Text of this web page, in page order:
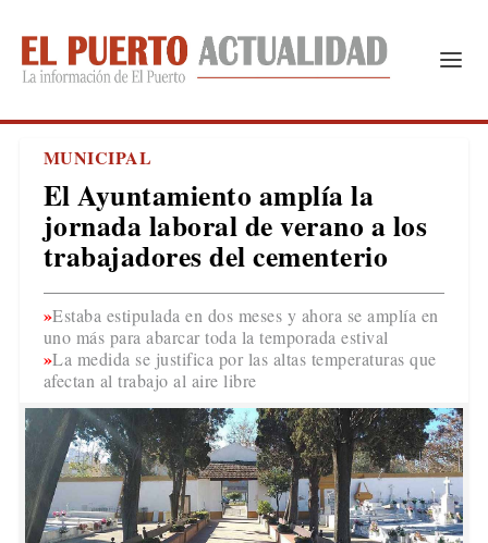
MUNICIPAL
El Ayuntamiento amplía la
jornada laboral de verano a los
trabajadores del cementerio
Estaba estipulada en dos meses y ahora se amplía en
uno más para abarcar toda la temporada estival
La medida se justifica por las altas temperaturas que
afectan al trabajo al aire libre